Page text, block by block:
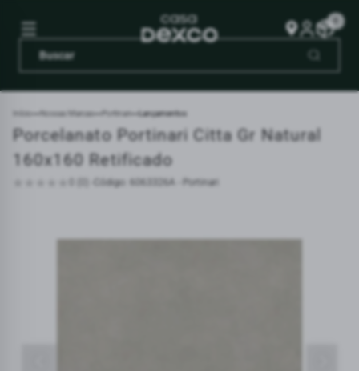
Início Nossas Marcas Portinari Lançamentos
Porcelanato Portinari Citta Gr Natural
160x160 Retificado
Código: 6063326A - Portinari